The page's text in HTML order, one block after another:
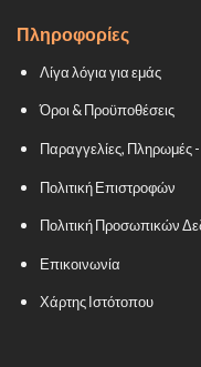
Πληροφορίες
Λίγα λόγια για εμάς
Όροι & Προϋποθέσεις
Παραγγελίες, Πληρωμές
Πολιτική Επιστροφών
Πολιτική Προσωπικών
Επικοινωνία
Χάρτης Ιστότοπου